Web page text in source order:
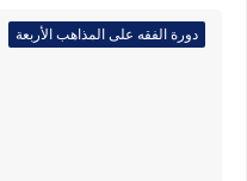
دورة الفقه على المذاهب الأربعة